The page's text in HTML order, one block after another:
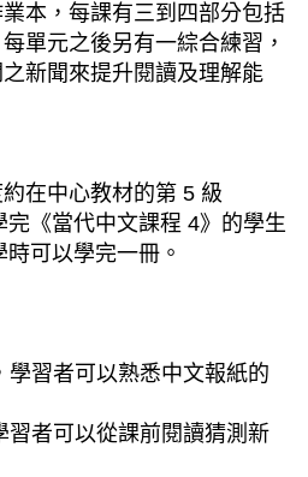
本，每課有三到四部分包括
單元之後另有一綜合練習，
新聞來提升閱讀及理解能
在中心教材的第 5 級
完《當代中文課程 4》的學生
可以學完一冊。
習者可以熟悉中文報紙的
者可以從課前閱讀猜測新